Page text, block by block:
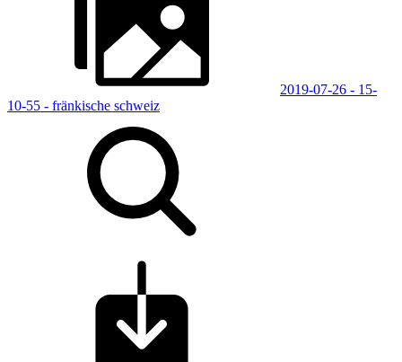
2019-07-26 - 15-
10-55 - fränkische schweiz